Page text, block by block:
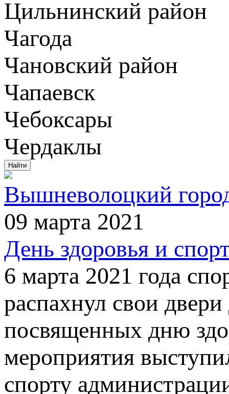
Цильнинский район
Чагода
Чановский район
Чапаевск
Чебоксары
Чердаклы
Вышневолоцкий
09 марта 2021
День здоровья и
6 марта 2021 года
распахнул свои
посвященных дню
мероприятия
спорту